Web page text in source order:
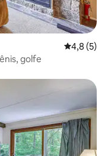
4,8 de
4,8 (5)
golfe